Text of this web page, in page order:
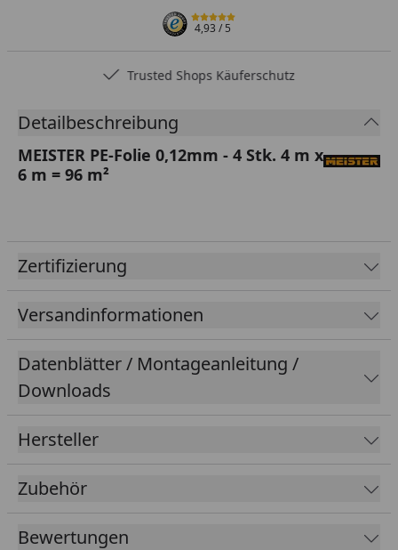
4,93/ 5
Trusted Shops Käuferschutz
Detailbeschreibung
MEISTER PE-Folie 0,12mm - 4 Stk. 4 m x
6 m = 96 m²
Zertifizierung
Versandinformationen
Datenblätter / Montageanleitung /
Downloads
Hersteller
Zubehör
Bewertungen